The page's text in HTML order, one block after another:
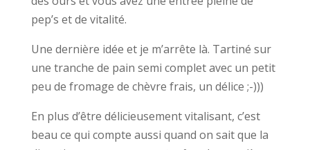
pep’s et de vitalité.
Une dernière idée et je m’arrête là. Tartiné sur
une tranche de pain semi complet avec un petit
peu de fromage de chèvre frais, un délice ;-)))
En plus d’être délicieusement vitalisant, c’est
beau ce qui compte aussi quand on sait que la